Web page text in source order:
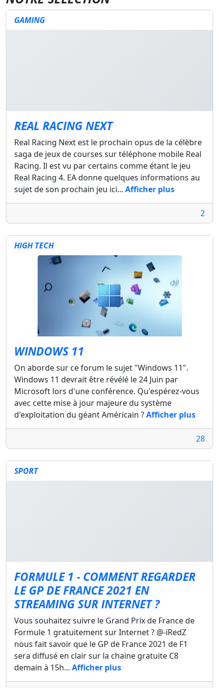
GAMING
REAL RACING NEXT
Real Racing Next est le prochain opus de la célèbre
saga de jeux de courses sur téléphone mobile Real
Racing. Il est vu par certains comme étant le jeu
Real Racing 4. EA donne quelques informations au
sujet de son prochain jeu ici... Afficher plus
2
HIGH TECH
WINDOWS 11
On aborde sur ce forum le sujet "Windows 11".
Windows 11 devrait être révélé le 24 Juin par
Microsoft lors d'une conférence. Qu'espérez-vous
avec cette mise à jour majeure du système
d'exploitation du géant Américain ?Afficher plus
28
SPORT
FORMULE 1 - COMMENT REGARDER
LE GP DE FRANCE 2021 EN
STREAMING SUR INTERNET ?
Vous souhaitez suivre le Grand Prix de France de
Formule 1 gratuitement sur Internet ? @-iRedZ
nous fait savoir que le GP de France 2021 de F1
sera diffusé en clair sur la chaine gratuite C8
demain à 15h... Afficher plus